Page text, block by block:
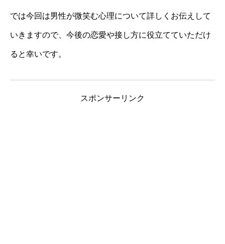
では今回は男性が微笑む心理について詳しくお伝えして
いきますので、今後の恋愛や接し方に役立てていただけ
ると幸いです。
スポンサーリンク